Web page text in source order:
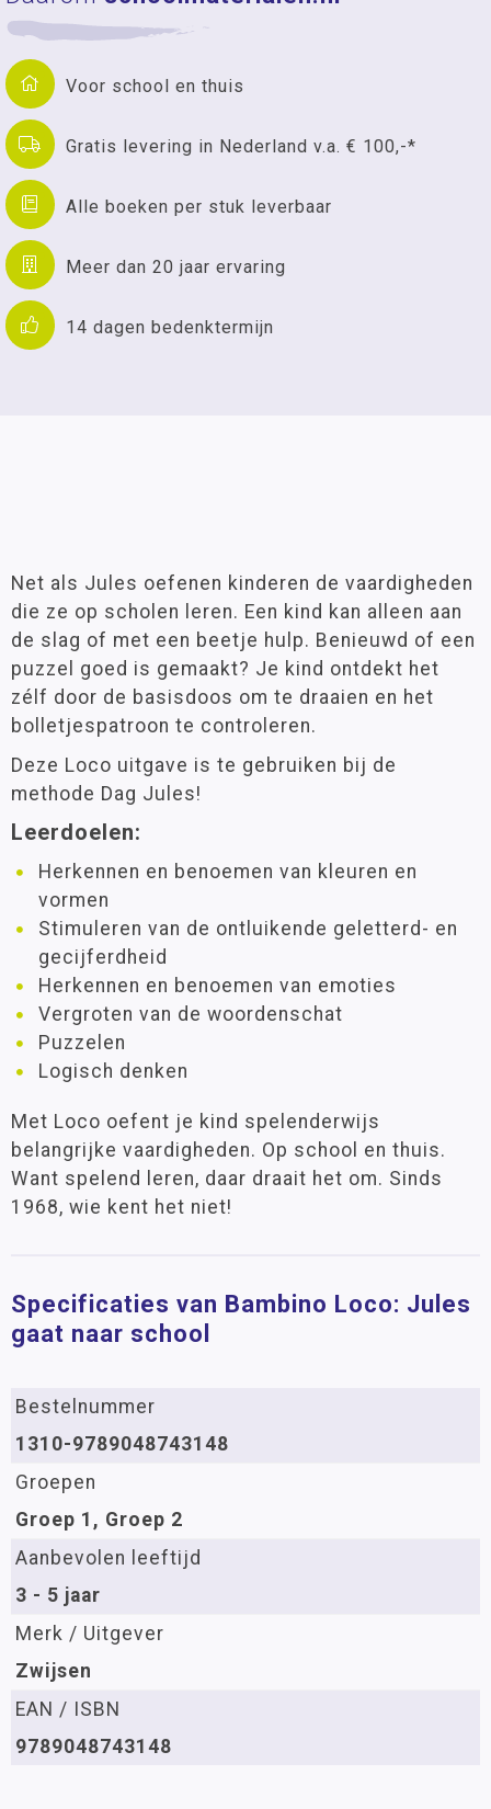
Voor school en thuis
Gratis levering in Nederland v.a. € 100,-*
Alle boeken per stuk leverbaar
Meer dan 20 jaar ervaring
14 dagen bedenktermijn
Net als Jules oefenen kinderen de vaardigheden
die ze op scholen leren. Een kind kan alleen aan
de slag of met een beetje hulp. Benieuwd of een
puzzel goed is gemaakt? Je kind ontdekt het
zélf door de basisdoos om te draaien en het
bolletjespatroon te controleren.
Deze Loco uitgave is te gebruiken bij de
methode Dag Jules!
Leerdoelen:
Herkennen en benoemen van kleuren en
vormen
Stimuleren van de ontluikende geletterd- en
gecijferdheid
Herkennen en benoemen van emoties
Vergroten van de woordenschat
Puzzelen
Logisch denken
Met Loco oefent je kind spelenderwijs
belangrijke vaardigheden. Op school en thuis.
Want spelend leren, daar draait het om. Sinds
1968, wie kent het niet!
Specificaties van Bambino Loco: Jules
gaat naar school
Bestelnummer
1310-9789048743148
Groepen
Groep 1, Groep 2
Aanbevolen leeftijd
3 - 5 jaar
Merk / Uitgever
Zwijsen
EAN / ISBN
9789048743148